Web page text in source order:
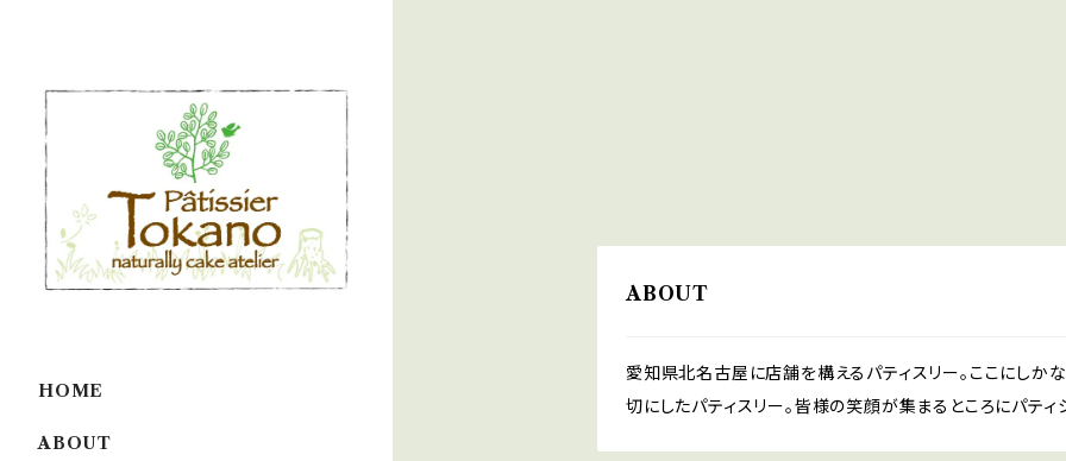
ABOUT
愛知県北名古屋に店舗を構えるパティスリー。ここにし
切にしたパティスリー。皆様の笑顔が集まるところにパティ
HOME
ABOUT